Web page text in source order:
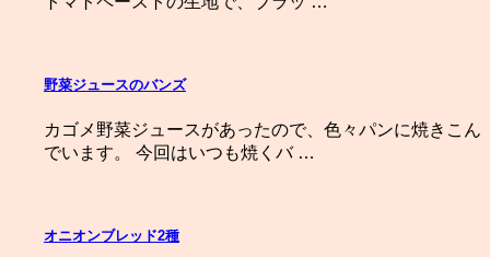
野菜ジュースのバンズ
カゴメ野菜ジュースがあったので、色々パンに焼きこん
でいます。 今回はいつも焼くバ …
オニオンブレッド2種